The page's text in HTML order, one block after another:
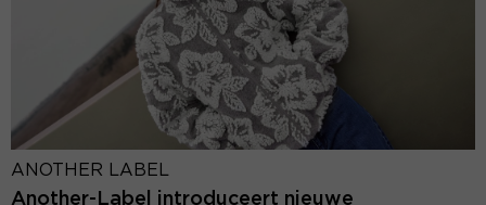
ANOTHER LABEL
Another-Label introduceert nieuwe